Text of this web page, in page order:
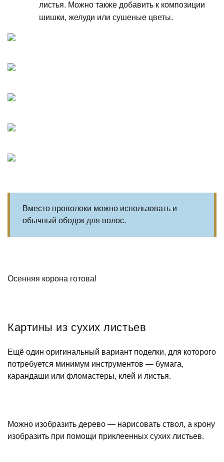
листья. Можно также добавить к композиции
шишки, желуди или сушеные цветы.
Вместо проволоки можно использовать и
обычный ободок для волос.
Осенняя корона готова!
Картины из сухих листьев
Ещё один оригинальный вариант поделки, для которого
потребуется минимум инструментов — бумага,
карандаши или фломастеры, клей и листья.
Можно изобразить дерево — нарисовать ствол, а крону
изобразить при помощи приклеенных сухих листьев.